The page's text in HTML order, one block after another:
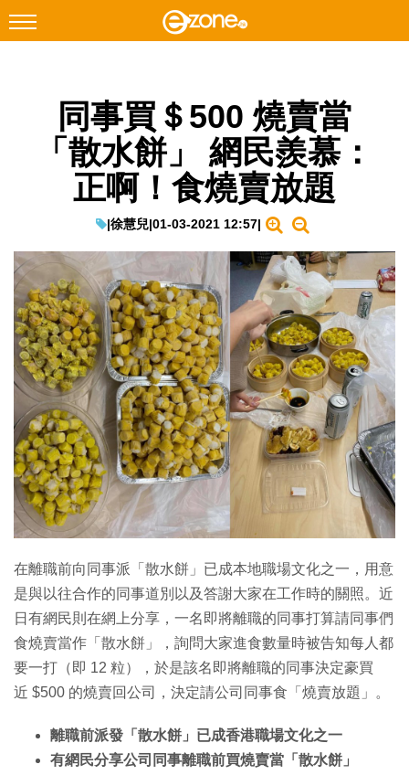
Facebook Instagram
教學評測
EduTech
IT Times
生成式AI與雲端應用
Enterprise Digital Transformation
特集
同事買＄500 燒賣當
「散水餅」 網民羨慕：
正啊！食燒賣放題
|徐慧兒|01-03-2021 12:57|
在離職前向同事派「散水餅」已成本地職場文化之一，用意
是與以往合作的同事道別以及答謝大家在工作時的關照。近
日有網民則在網上分享，一名即將離職的同事打算請同事們
食燒賣當作「散水餅」，詢問大家進食數量時被告知每人都
要一打（即 12 粒），於是該名即將離職的同事決定豪買
近 $500 的燒賣回公司，決定請公司同事食「燒賣放題」。
離職前派發「散水餅」已成香港職場文化之一
有網民分享公司同事離職前買燒賣當「散水餅」